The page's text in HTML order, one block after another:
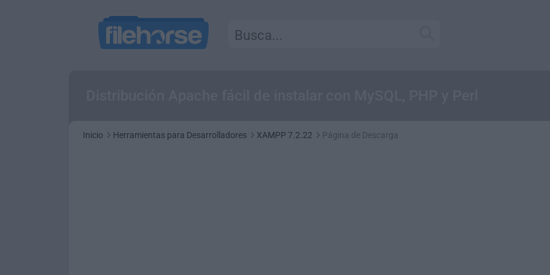
Inicio Herramientas para Desarrolladores XAMPP 7.2.22 Página de Descarga